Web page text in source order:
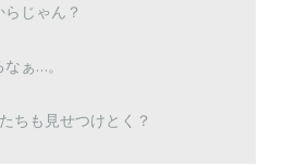
じゃん？
ぁ…。
ちも見せつけとく？